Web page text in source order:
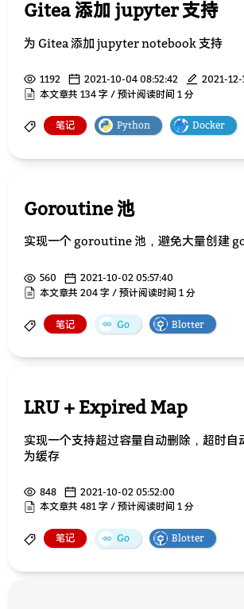
Gitea 添加 jupyter 支持
为 Gitea 添加 jupyter notebook 支持
1192 2021-10-04 08:52:42
2021-12-
本文章共 134 字 / 预计阅读时间 1 分
笔记 Python Docker
Goroutine 池
实现一个 goroutine 池，避免大量创建
560
2021-10-02 05:57:40
本文章共 204 字 / 预计阅读时间 1 分
笔记 Go Blotter
LRU + Expired Map
实现一个支持超过容量自动删除，超时自
为缓存
848
2021-10-02 05:52:00
本文章共 481 字 / 预计阅读时间 1 分
笔记 Go Blotter